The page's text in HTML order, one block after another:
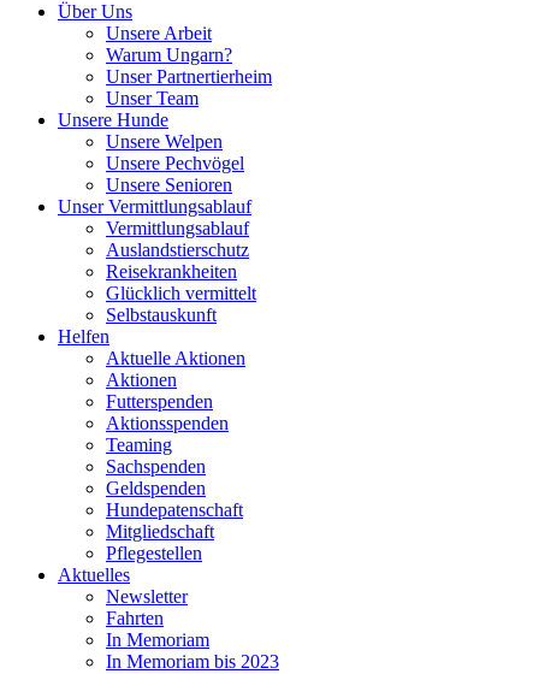
Über Uns
Unsere Arbeit
Warum Ungarn?
Unser Partnertierheim
Unser Team
Unsere Hunde
Unsere Welpen
Unsere Pechvögel
Unsere Senioren
Unser Vermittlungsablauf
Vermittlungsablauf
Auslandstierschutz
Reisekrankheiten
Glücklich vermittelt
Selbstauskunft
Helfen
Aktuelle Aktionen
Aktionen
Futterspenden
Aktionsspenden
Teaming
Sachspenden
Geldspenden
Hundepatenschaft
Mitgliedschaft
Pflegestellen
Aktuelles
Newsletter
Fahrten
In Memoriam
In Memoriam bis 2023